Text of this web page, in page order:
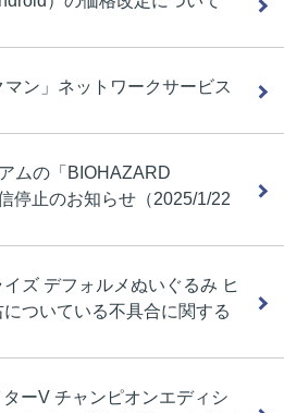
ン」ネットワークサービス
ムの「BIOHAZARD
停止のお知らせ（2025/1/22
イズ デフォルメぬいぐるみ ヒ
ついている不具合に関する
ーV チャンピオンエディシ